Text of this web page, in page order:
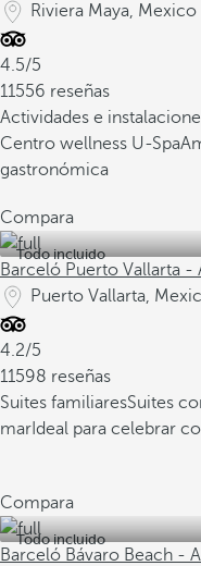
Riviera Maya, Mexico
4.5/5
11556 reseñas
Actividades e
Centro wellness U-Spa
gastronómica
Compara
Todo incluido
Barceló Puerto Vallarta -
Puerto Vallarta,
4.2/5
11598 reseñas
Suites familiaresSuites
mar Ideal para celebrar
Compara
Todo incluido
Barceló Bávaro Beach -